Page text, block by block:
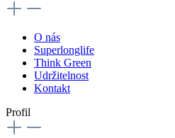
O nás
Superlonglife
Think Green
Udržitelnost
Kontakt
Profil